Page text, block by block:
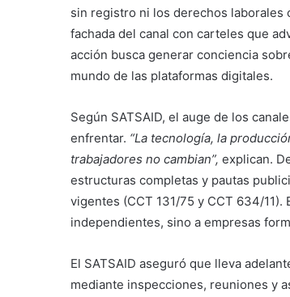
sin registro ni los derechos laborales
fachada del canal con carteles que
acción busca generar conciencia
mundo de las plataformas digitales.
Según SATSAID, el auge de los
enfrentar. “La tecnología, la
trabajadores no cambian”, explican.
estructuras completas y pautas
vigentes (CCT 131/75 y CCT 634/
independientes, sino a empresas
El SATSAID aseguró que lleva
mediante inspecciones, reuniones y